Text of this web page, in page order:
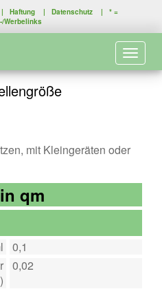
Haftung | Datenschutz | * =
Werbelinks
mit Kleingeräten oder
qm
0,1
0,02